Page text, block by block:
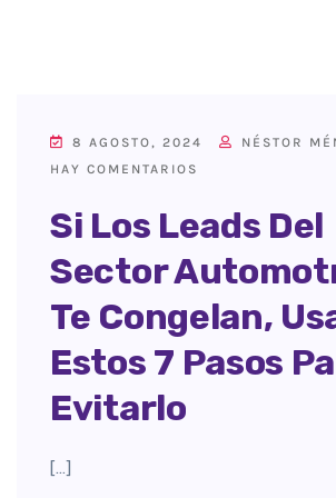
8 AGOSTO, 2024 NÉSTOR
HAY COMENTARIOS
Si Los Leads Del
Sector
Te Congelan,
Estos 7 Pasos
Evitarlo
[…]